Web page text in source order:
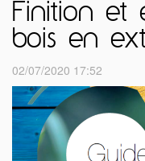
Finition et
bois en
02/07/2020 17:52